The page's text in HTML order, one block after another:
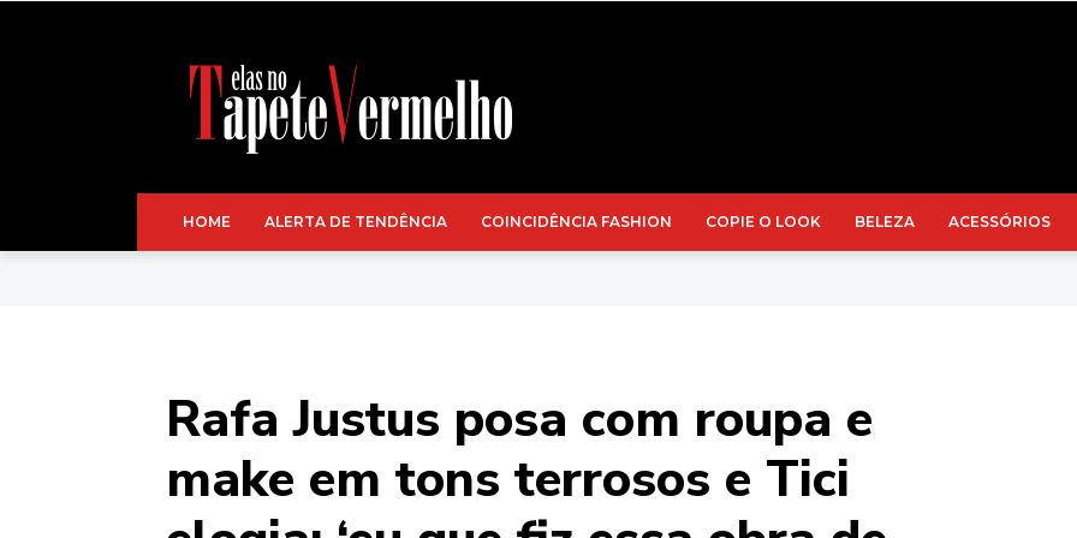
HOME ALERTA DE TENDÊNCIA COINCIDÊNCIA FASHION COPIE O LOOK BELEZA ACESSÓRIOS
Rafa Justus posa com roupa e
make em tons terrosos e Tici